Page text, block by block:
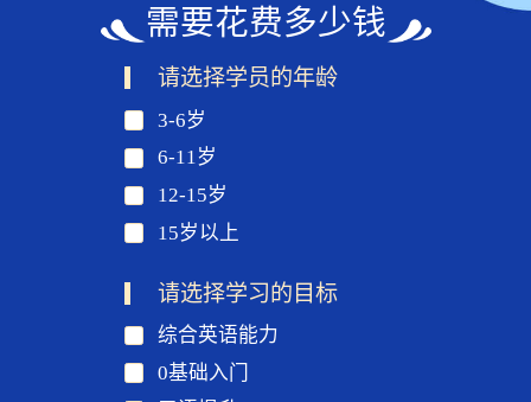
需要花费多少钱
请选择学员的年龄
3-6岁
6-11岁
12-15岁
15岁以上
请选择学习的目标
综合英语能力
0基础入门